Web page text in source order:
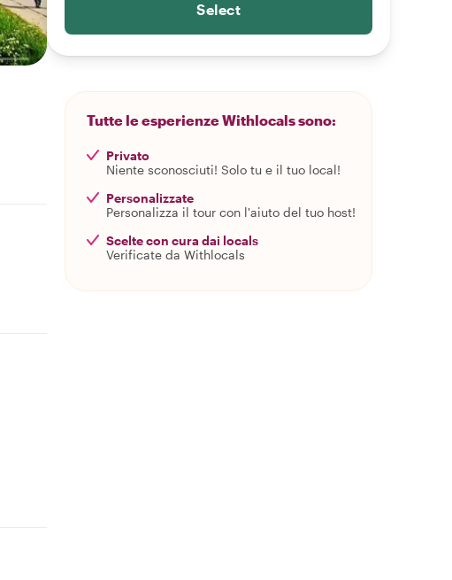
Select
Tutte le esperienze Withlocals sono:
Privato
Niente sconosciuti! Solo tu e il tuo local!
Personalizzate
Personalizza il tour con l'aiuto del tuo host!
Scelte con cura dai locals
Verificate da Withlocals